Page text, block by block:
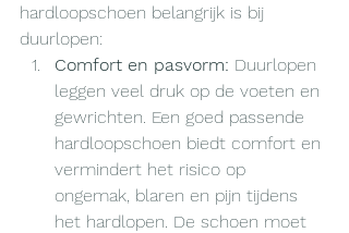
hardloopschoen belangrijk is bij
duurlopen:
Comfort en pasvorm: Duurlopen
leggen veel druk op de voeten en
gewrichten. Een goed passende
hardloopschoen biedt comfort en
vermindert het risico op
ongemak, blaren en pijn tijdens
het hardlopen. De schoen moet